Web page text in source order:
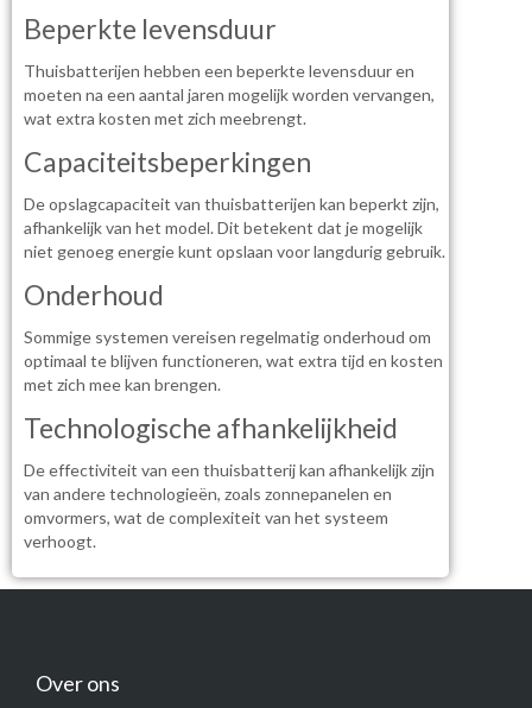
Beperkte levensduur
Thuisbatterijen hebben een beperkte levensduur en
moeten na een aantal jaren mogelijk worden vervangen,
wat extra kosten met zich meebrengt.
Capaciteitsbeperkingen
De opslagcapaciteit van thuisbatterijen kan beperkt zijn,
afhankelijk van het model. Dit betekent dat je mogelijk
niet genoeg energie kunt opslaan voor langdurig gebruik.
Onderhoud
Sommige systemen vereisen regelmatig onderhoud om
optimaal te blijven functioneren, wat extra tijd en kosten
met zich mee kan brengen.
Technologische afhankelijkheid
De effectiviteit van een thuisbatterij kan afhankelijk zijn
van andere technologieën, zoals zonnepanelen en
omvormers, wat de complexiteit van het systeem
verhoogt.
Over ons